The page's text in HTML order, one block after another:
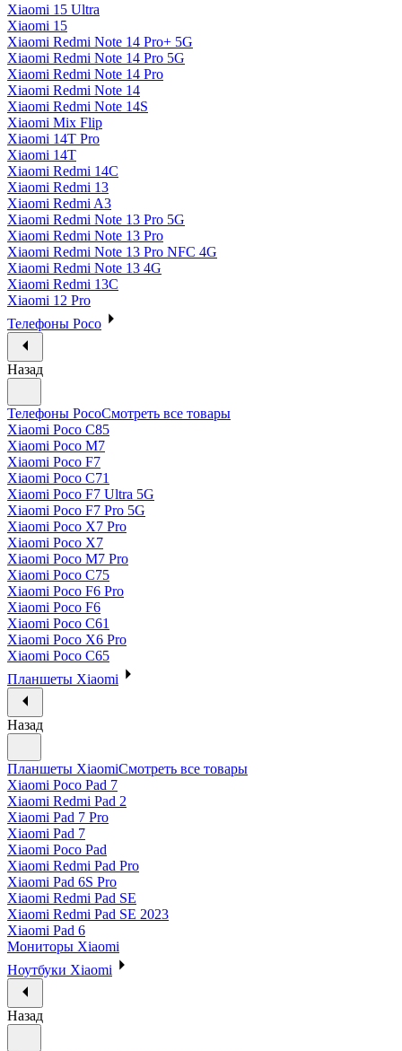
Xiaomi 15 Ultra
Xiaomi 15
Xiaomi Redmi Note 14 Pro+ 5G
Xiaomi Redmi Note 14 Pro 5G
Xiaomi Redmi Note 14 Pro
Xiaomi Redmi Note 14
Xiaomi Redmi Note 14S
Xiaomi Mix Flip
Xiaomi 14T Pro
Xiaomi 14T
Xiaomi Redmi 14C
Xiaomi Redmi 13
Xiaomi Redmi A3
Xiaomi Redmi Note 13 Pro 5G
Xiaomi Redmi Note 13 Pro
Xiaomi Redmi Note 13 Pro NFC 4G
Xiaomi Redmi Note 13 4G
Xiaomi Redmi 13C
Xiaomi 12 Pro
Телефоны Poco
Назад
Телефоны PocoСмотреть все товары
Xiaomi Poco C85
Xiaomi Poco M7
Xiaomi Poco F7
Xiaomi Poco C71
Xiaomi Poco F7 Ultra 5G
Xiaomi Poco F7 Pro 5G
Xiaomi Poco X7 Pro
Xiaomi Poco X7
Xiaomi Poco M7 Pro
Xiaomi Poco C75
Xiaomi Poco F6 Pro
Xiaomi Poco F6
Xiaomi Poco C61
Xiaomi Poco X6 Pro
Xiaomi Poco C65
Планшеты Xiaomi
Назад
Планшеты XiaomiСмотреть все товары
Xiaomi Poco Pad 7
Xiaomi Redmi Pad 2
Xiaomi Pad 7 Pro
Xiaomi Pad 7
Xiaomi Poco Pad
Xiaomi Redmi Pad Pro
Xiaomi Pad 6S Pro
Xiaomi Redmi Pad SE
Xiaomi Redmi Pad SE 2023
Xiaomi Pad 6
Мониторы Xiaomi
Ноутбуки Xiaomi
Назад